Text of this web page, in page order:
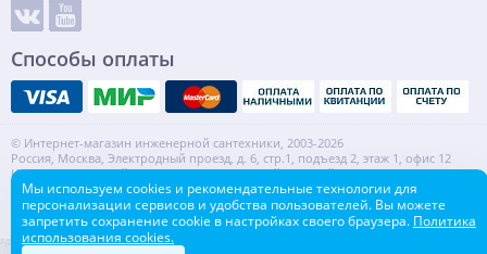
Способы оплаты
© Интернет-магазин инженерной сантехники, 2003-2026
Россия, Москва, Электродный проезд, д. 6, стр.1, подъезд 2, этаж 1, офис 12
Информация на сайте не является публичной офертой.
ИНН: 7720553918 КПП: 772001001
Контакты Карта сайта
Мы используем cookies и рекомендательные технологии для
персонализации сервисов и удобства пользователей. Вы можете
запретить сохранение cookie в настройках своего браузера. Политика
использования cookies.